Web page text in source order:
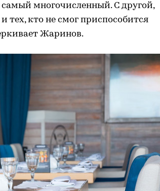
многочисленный. С другой,
кто не смог приспособится
Жаринов.